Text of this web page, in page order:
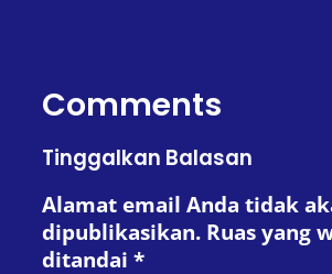
Comments
Tinggalkan Balasan
Alamat email Anda tidak
dipublikasikan. Ruas yang
ditandai *